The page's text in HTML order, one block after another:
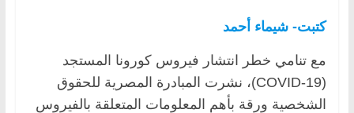
كتبت- شيماء أحمد
مع تنامي خطر انتشار فيروس كورونا المستجد
(COVID-19)، نشرت المبادرة المصرية للحقوق
الشخصية ورقة بأهم المعلومات المتعلقة بالفيروس